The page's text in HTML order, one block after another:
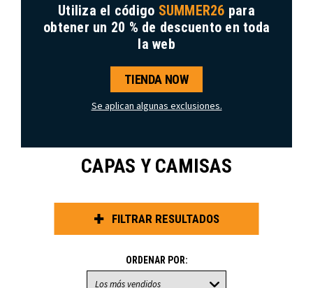
Utiliza el código SUMMER26 para
obtener un 20 % de descuento en toda
la web
TIENDA NOW
Se aplican algunas exclusiones.
CAPAS Y CAMISAS
FILTRAR RESULTADOS
ORDENAR POR: